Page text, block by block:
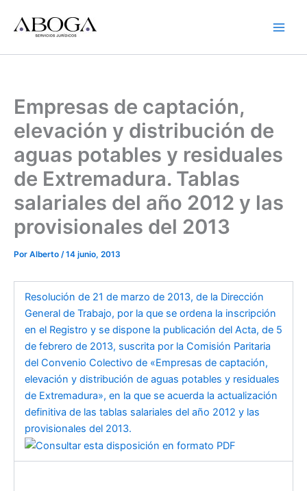
contenido
Empresas de captación,
elevación y distribución de
aguas potables y residuales
de Extremadura. Tablas
salariales del año 2012 y las
provisionales del 2013
Por Alberto /14 junio, 2013
Resolución de 21 de marzo de 2013, de la Dirección
General de Trabajo, por la que se ordena la inscripción
en el Registro y se dispone la publicación del Acta, de 5
de febrero de 2013, suscrita por la Comisión Paritaria
del Convenio Colectivo de «Empresas de captación,
elevación y distribución de aguas potables y residuales
de Extremadura», en la que se acuerda la actualización
definitiva de las tablas salariales del año 2012 y las
provisionales del 2013.